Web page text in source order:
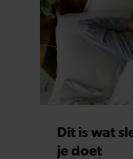
Dit is wat
je doet